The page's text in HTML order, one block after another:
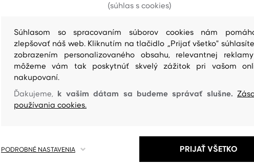
ŽEHLENIE ČISTENIE
(súhlas s cookies)
Súhlasom so spracovaním súborov cookies nám
zlepšovať náš web. Kliknutím na tlačidlo „Prijať všetko"
zobrazením personalizovaného obsahu, relevantnej
môžeme vám tak poskytnúť skvelý zážitok pri vašom
nakupovaní.
Ďakujeme, k vašim dátam sa budeme správať slušne.
používania cookies.
PODROBNÉ NASTAVENIA PRIJAŤ VŠETKO